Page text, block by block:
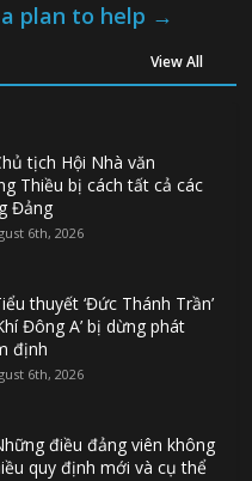
plan to help →
View All
tịch Hội Nhà văn
Thiều bị cách tất cả các
Đảng
6th, 2026
thuyết ‘Đức Thánh Trần’
Đông A’ bị dừng phát
định
6th, 2026
điều đảng viên không
quy định mới và cụ thể